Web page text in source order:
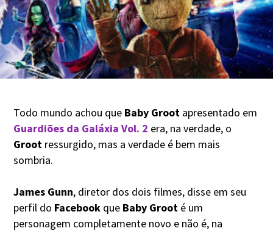
Todo mundo achou que Baby Groot apresentado em
Guardiões da Galáxia Vol. 2 era, na verdade, o
Groot ressurgido, mas a verdade é bem mais
sombria.
James Gunn, diretor dos dois filmes, disse em seu
perfil do Facebook que Baby Groot é um
personagem completamente novo e não é, na